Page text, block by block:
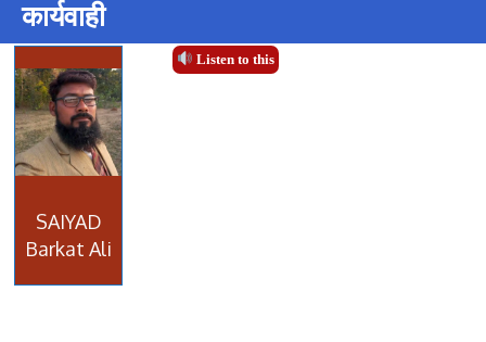
कार्यवाही
Listen to this
SAIYAD
Barkat Ali